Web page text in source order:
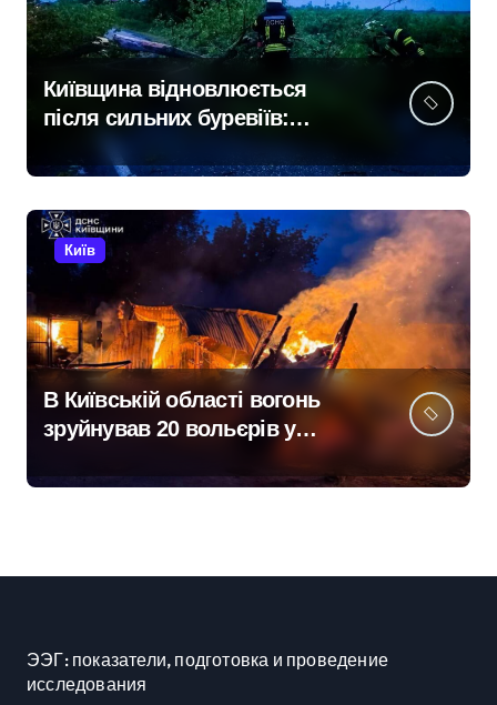
Київщина відновлюється
після сильних буревіїв:
пошкоджено 62 будинки,
понад 18 тисяч родин
залишились без електрики
Київ
В Київській області вогонь
зруйнував 20 вольєрів у
ЭЭГ: показатели, подготовка и проведение
исследования